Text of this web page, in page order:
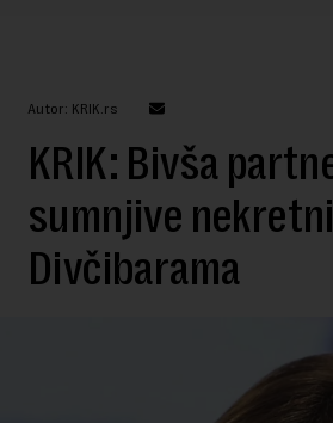
Autor: KRIK.rs
KRIK: Bivša
sumnjive
Divčibarama